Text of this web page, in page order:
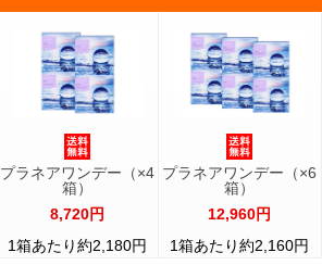
プラネアワンデー（×4
箱）
8,720円
1箱あたり約2,180円
プラネアワンデー（×6
箱）
12,960円
1箱あたり約2,160円